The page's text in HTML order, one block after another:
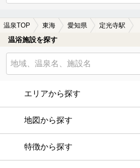
温泉TOP 東海 愛知県 定光寺駅
温浴施設を探す
エリアから探す
地図から探す
特徴から探す